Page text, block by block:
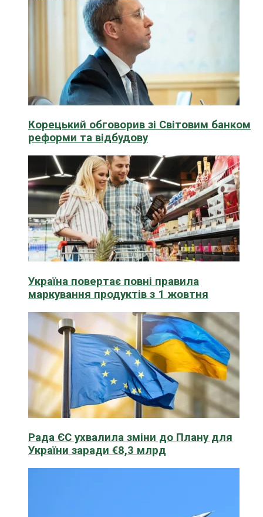
Корецький обговорив зі Світовим банком
реформи та відбудову
Україна повертає повні правила
маркування продуктів з 1 жовтня
Рада ЄС ухвалила зміни до Плану для
України заради €8,3 млрд